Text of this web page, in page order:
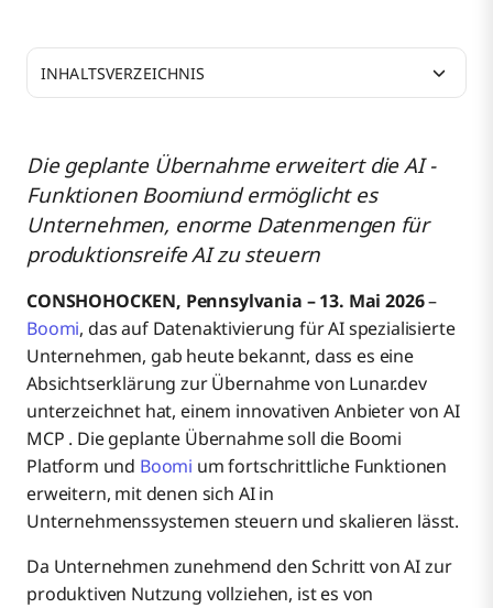
Die geplante Übernahme erweitert die AI -
Funktionen Boomiund ermöglicht es
Unternehmen, enorme Datenmengen für
produktionsreife AI zu steuern
CONSHOHOCKEN, Pennsylvania – 13. Mai 2026–
Boomi, das auf Datenaktivierung für AI spezialisierte
Unternehmen, gab heute bekannt, dass es eine
Absichtserklärung zur Übernahme von Lunar.dev
unterzeichnet hat, einem innovativen Anbieter von AI
MCP . Die geplante Übernahme soll die Boomi
Platform und Boomi um fortschrittliche Funktionen
erweitern, mit denen sich AI in
Unternehmenssystemen steuern und skalieren lässt.
Da Unternehmen zunehmend den Schritt von AI zur
produktiven Nutzung vollziehen, ist es von
INHALTSVERZEICHNIS
Erweiterung von Boomi durch kontrollierte
Anbindung von Agenten
agentenbasierten AI
Boomi Welt
Erfahren Sie mehr über Boomi
Über Boomi